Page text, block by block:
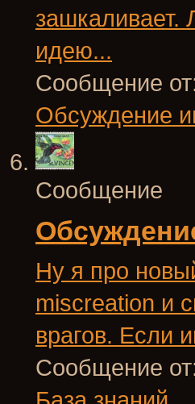
зашкаливает.
идею...
Сообщение
Обсуждение
Сообщение
Ну я про
miscreation и
врагов. Если
Сообщение